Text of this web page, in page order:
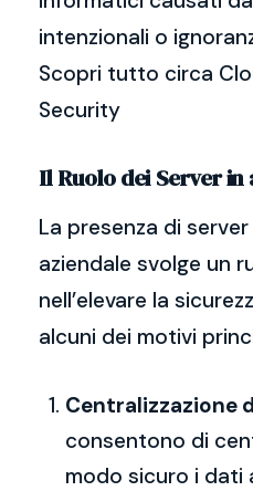
intenzionali o
Scopri tutto circa
Security
Il Ruolo dei Server in
La presenza di
aziendale svolge un
nell’elevare la
alcuni dei motivi
Centralizzazione
consentono di
modo sicuro i dati